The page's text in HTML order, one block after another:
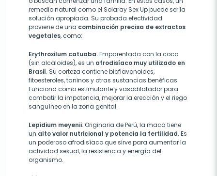
remedio natural como el Solaray Sex Up puede ser la
solución apropiada. Su probada efectividad
proviene de una combinación precisa de extractos
vegetales, como:
Erythroxilum catuaba.Emparentada con la coca
(sin alcaloides), es un afrodisíaco muy utilizado en
Brasil. Su corteza contiene bioflavonoides,
fitoesteroles, taninos y otras sustancias benéficas.
Funciona como estimulante y vasodilatador para
combatir la impotencia, mejorar la erección y el riego
sanguíneo en la zona genital.
Lepidium meyenii. Originaria de Perú, la maca tiene
un alto valor nutricional y potencia la fertilidad. Es
un poderoso afrodisíaco que sirve para aumentar la
actividad sexual, la resistencia y energía del
organismo.